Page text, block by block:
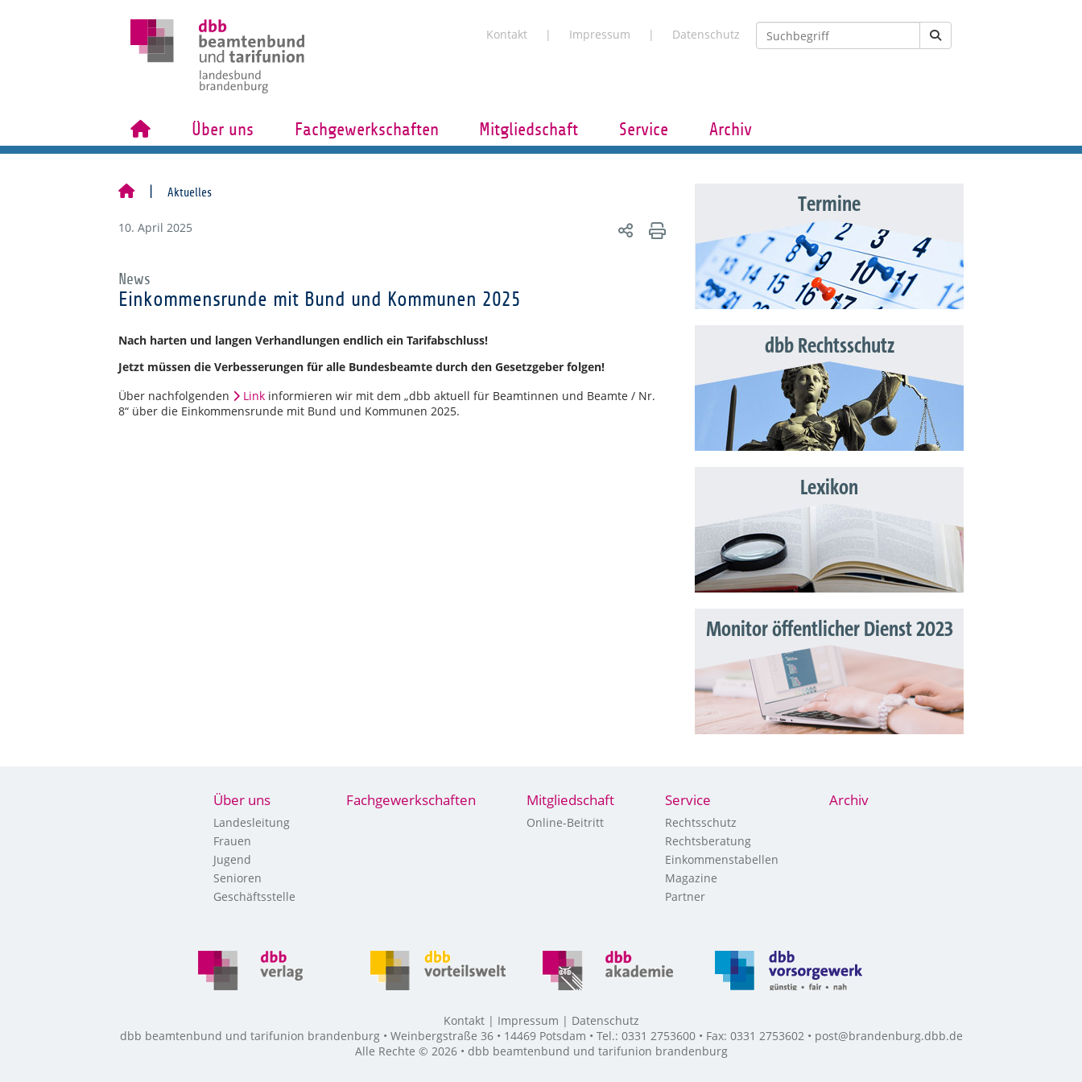
Kontakt Impressum Datenschutz
Über uns Fachgewerkschaften Mitgliedschaft Service Archiv
Aktuelles
10. April 2025
News
Einkommensrunde mit Bund und Kommunen 2025
Nach harten und langen Verhandlungen endlich ein Tarifabschluss!
Jetzt müssen die Verbesserungen für alle Bundesbeamte durch den Gesetzgeber folgen!
Über nachfolgenden
Link informieren wir mit dem „dbb aktuell für Beamtinnen und Beamte / Nr.
8“ über die Einkommensrunde mit Bund und Kommunen 2025.
Termine
dbb Rechtsschutz
Lexikon
Monitor öffentlicher Dienst 2023
Über uns
Landesleitung
Frauen
Jugend
Senioren
Geschäftsstelle
Fachgewerkschaften Mitgliedschaft
Online-Beitritt
Service
Rechtsschutz
Rechtsberatung
Einkommenstabellen
Magazine
Partner
Archiv
Kontakt Impressum
Datenschutz
dbb beamtenbund und tarifunion brandenburg • Weinbergstraße 36 • 14469 Potsdam • Tel.: 0331 2753600 • Fax: 0331 2753602 • post@brandenburg.dbb.de
Alle Rechte © 2026 • dbb beamtenbund und tarifunion brandenburg